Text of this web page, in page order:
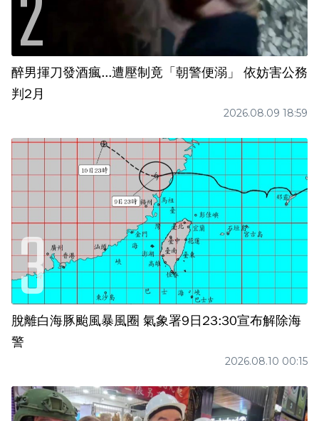
醉男揮刀發酒瘋...遭壓制竟「朝警便溺」 依妨害公務
判2月
2026.08.09 18:59
脫離白海豚颱風暴風圈 氣象署9日23:30宣布解除海
警
2026.08.10 00:15